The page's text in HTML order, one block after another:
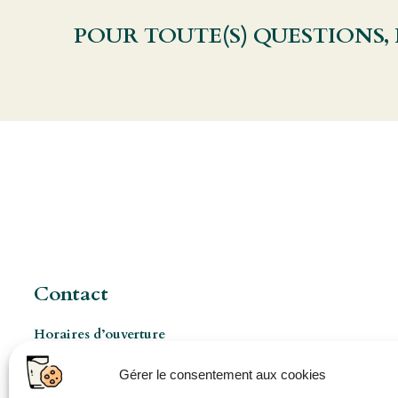
Gérer le consentement aux cookies
POUR TOUTE(S)
Contact
Horaires d’ouverture
Les Mercredis de 8h à 17h
Ouverture pro à 8h 5jours/7 (sur rendez-vous)